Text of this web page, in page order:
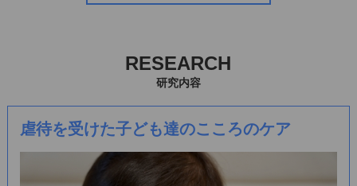
RESEARCH
研究内容
虐待を受けた子ども達のこころのケア